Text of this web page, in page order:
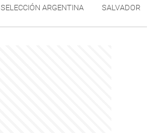
SELECCIÓN ARGENTINA SALVADOR